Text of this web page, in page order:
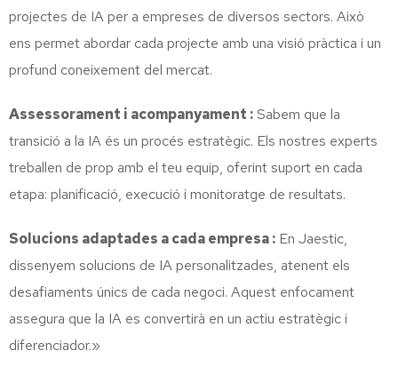
projectes de IA per a empreses de diversos sectors. Això
ens permet abordar cada projecte amb una visió pràctica i un
profund coneixement del mercat.
Assessorament i acompanyament :Sabem que la
transició a la IA és un procés estratègic. Els nostres experts
treballen de prop amb el teu equip, oferint suport en cada
etapa: planificació, execució i monitoratge de resultats.
Solucions adaptades a cada empresa : En Jaestic,
dissenyem solucions de IA personalitzades, atenent els
desafiaments únics de cada negoci. Aquest enfocament
assegura que la IA es convertirà en un actiu estratègic i
diferenciador.»